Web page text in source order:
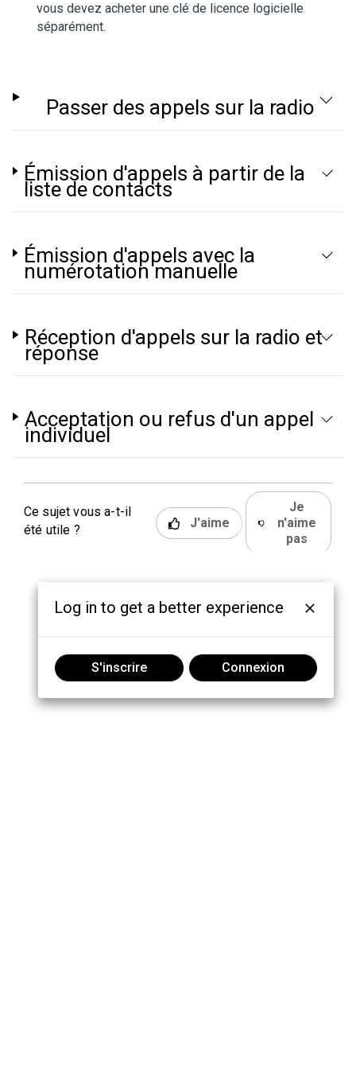
vous devez acheter une clé de licence logicielle
séparément.
Passer des appels sur la radio
Émission d'appels à partir de la
liste de contacts
Émission d'appels avec la
numérotation manuelle
Réception d'appels sur la radio et
réponse
Acceptation ou refus d'un appel
individuel
Ce sujet vous a-t-il
été utile ?
J'aime
Je
n'aime
pas
Log in to get a better experience
S'inscrire Connexion